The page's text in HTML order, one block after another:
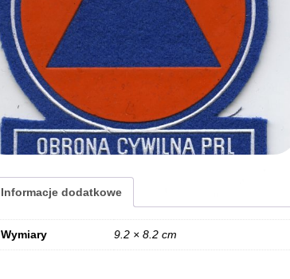
Informacje dodatkowe
Wymiary 9.2 × 8.2 cm